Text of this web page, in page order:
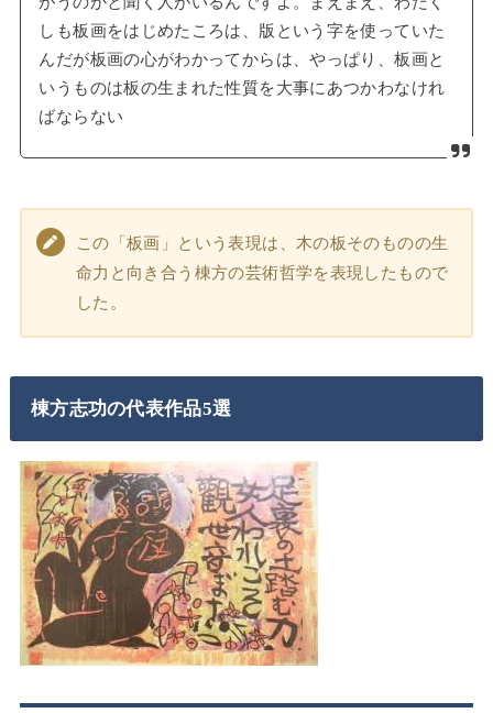
しも板画をはじめたころは、版という字を使っていた
んだが板画の心がわかってからは、やっぱり、板画と
いうものは板の生まれた性質を大事にあつかわなけれ
ばならない
この「板画」という表現は、木の板そのものの生
命力と向き合う棟方の芸術哲学を表現したもので
した。
棟方志功の代表作品5選